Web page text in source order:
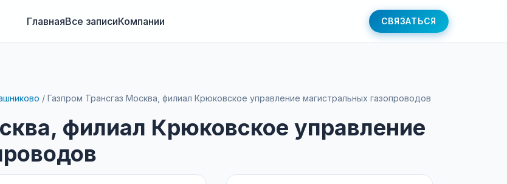
ГлавнаяВсе записиКомпании СВЯЗАТЬСЯ
/ Газпром Трансгаз Москва, филиал Крюковское управление магистральных газопроводов
филиал Крюковское управление